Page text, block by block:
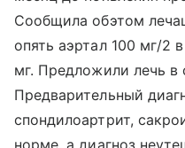
Сообщила обэтом
опять аэртал 100 мг/2
мг. Предложили лечь в
Предварительный
спондилоартрит,
норме, а диагноз